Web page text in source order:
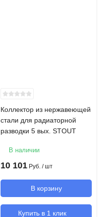
Коллектор из нержавеющей
стали для радиаторной
разводки 5 вых. STOUT
В наличии
10 101 Руб. / шт
В корзину
Купить в 1 клик